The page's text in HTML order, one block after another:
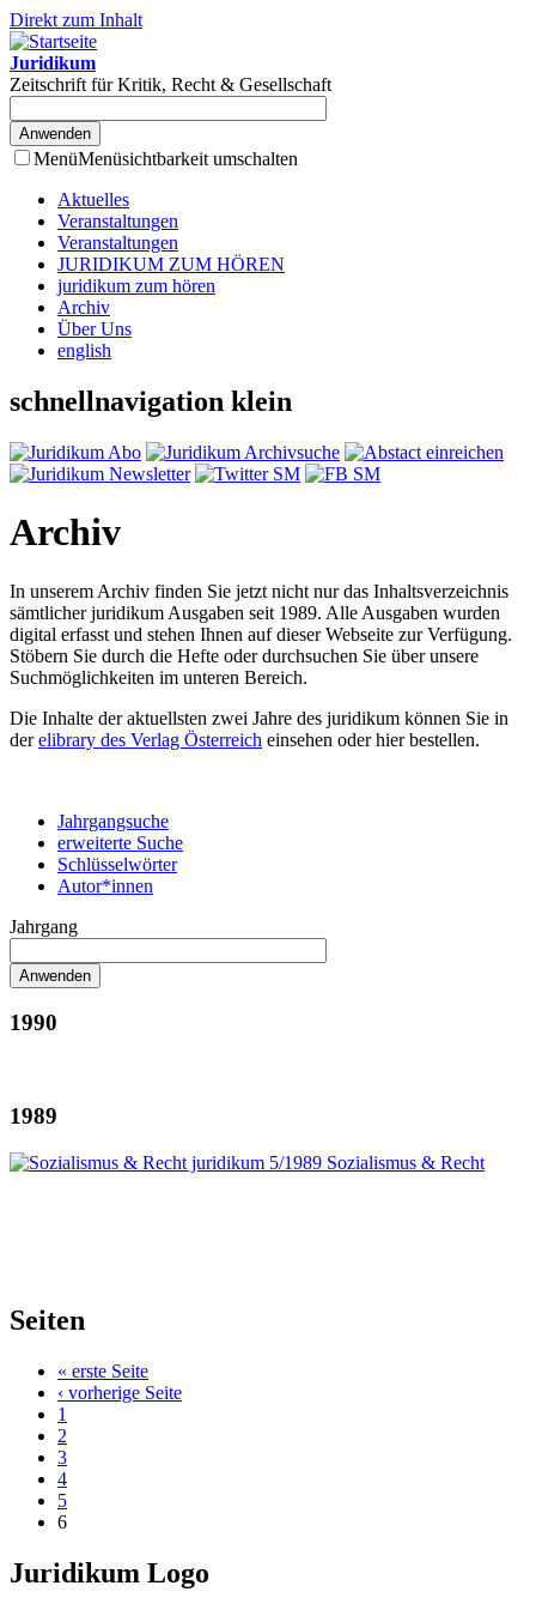
Direkt zum Inhalt
Juridikum
Zeitschrift für Kritik, Recht & Gesellschaft
MenüMenüsichtbarkeit umschalten
Aktuelles
Veranstaltungen
Veranstaltungen
JURIDIKUM ZUM HÖREN
juridikum zum hören
Archiv
Über Uns
english
schnellnavigation klein
Archiv
In unserem Archiv finden Sie jetzt nicht nur das Inhaltsverzeichnis
sämtlicher juridikum Ausgaben seit 1989. Alle Ausgaben wurden
digital erfasst und stehen Ihnen auf dieser Webseite zur Verfügung.
Stöbern Sie durch die Hefte oder durchsuchen Sie über unsere
Suchmöglichkeiten im unteren Bereich.
Die Inhalte der aktuellsten zwei Jahre des juridikum können Sie in
derelibrary des Verlag Österreich einsehen oder hier bestellen.
Jahrgangsuche
erweiterte Suche
Schlüsselwörter
Autor*innen
Jahrgang
1990
1989
Seiten
« erste Seite
‹ vorherige Seite
1
2
3
4
5
6
Juridikum Logo